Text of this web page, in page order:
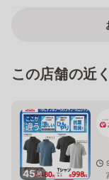
この店舗の近
45枚